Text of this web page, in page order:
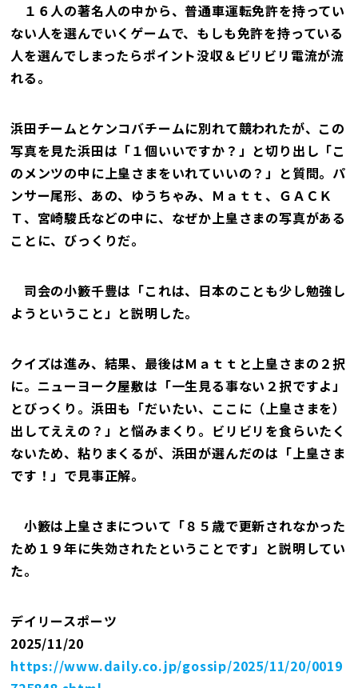
１６人の著名人の中から、普通車運転免許を持ってい
ない人を選んでいくゲームで、もしも免許を持っている
人を選んでしまったらポイント没収＆ビリビリ電流が流
れる。
浜田チームとケンコバチームに別れて競われたが、この
写真を見た浜田は「１個いいですか？」と切り出し「こ
のメンツの中に上皇さまをいれていいの？」と質問。パ
ンサー尾形、あの、ゆうちゃみ、Ｍａｔｔ、ＧＡＣＫ
Ｔ、宮崎駿氏などの中に、なぜか上皇さまの写真がある
ことに、びっくりだ。
司会の小籔千豊は「これは、日本のことも少し勉強し
ようということ」と説明した。
クイズは進み、結果、最後はＭａｔｔと上皇さまの２択
に。ニューヨーク屋敷は「一生見る事ない２択ですよ」
とびっくり。浜田も「だいたい、ここに（上皇さまを）
出してええの？」と悩みまくり。ビリビリを食らいたく
ないため、粘りまくるが、浜田が選んだのは「上皇さま
です！」で見事正解。
小籔は上皇さまについて「８５歳で更新されなかった
ため１９年に失効されたということです」と説明してい
た。
デイリースポーツ
2025/11/20
https://www.daily.co.jp/gossip/2025/11/20/0019